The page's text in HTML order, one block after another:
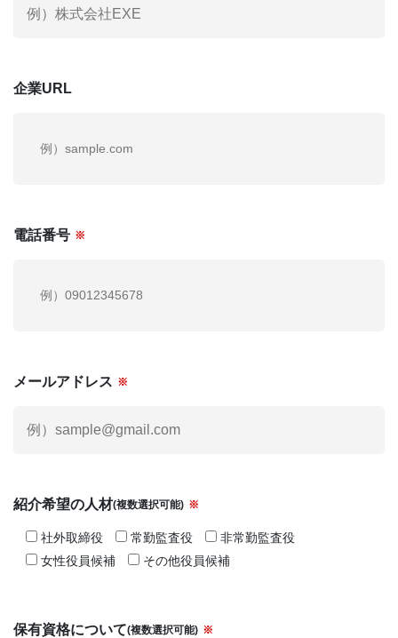
企業URL
電話番号 ※
メールアドレス ※
紹介希望の人材(複数選択可能) ※
社外取締役 常勤監査役
非常勤監査役
女性役員候補
その他役員候補
保有資格について(複数選択可能) ※